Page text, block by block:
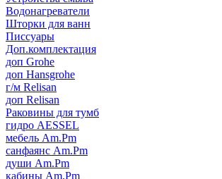
Водонагреватели
Шторки для ванн
Писсуары
Доп.комплектация
доп Grohe
доп Hansgrohe
г/м Relisan
доп Relisan
Раковины для тумб
гидро AESSEL
мебель Am.Pm
санфаянс Am.Pm
души Am.Pm
кабины Am.Pm